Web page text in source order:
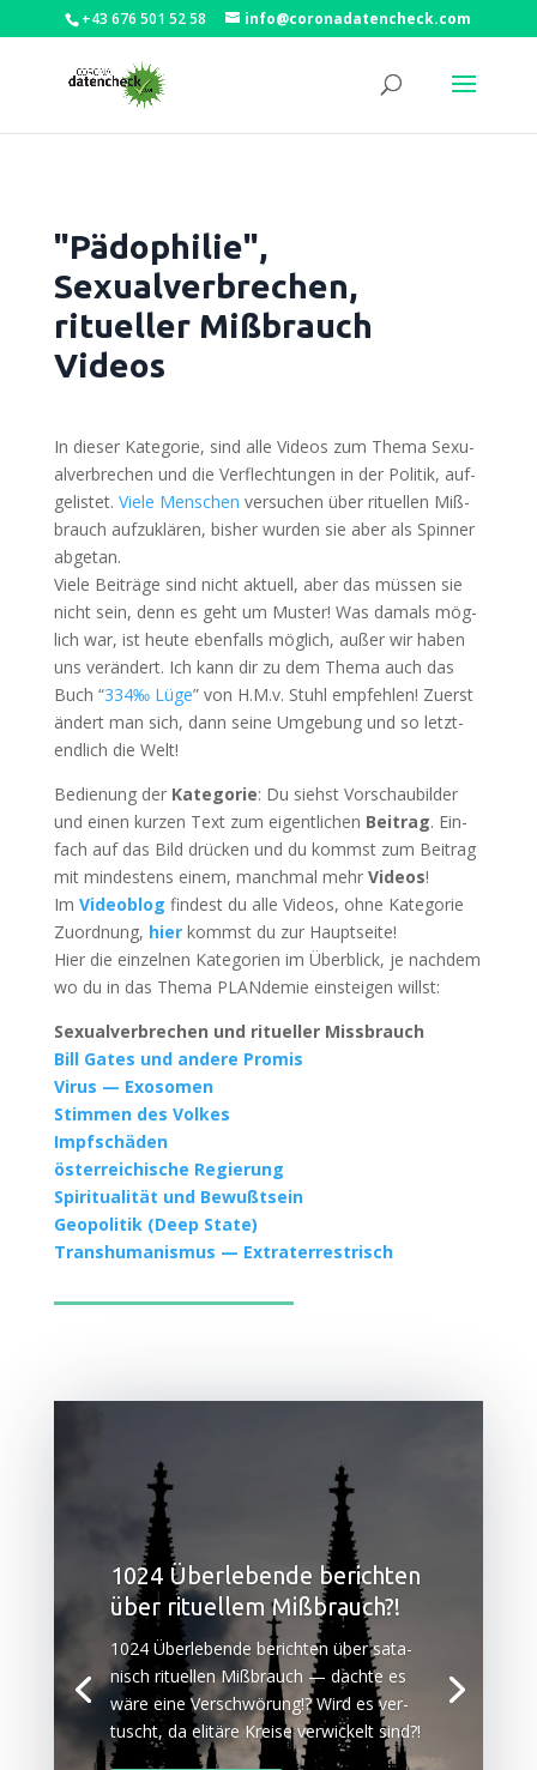
+43 676 501 52 58 info@coronadatencheck.com
"Pädophilie",
Sexualverbrechen,
ritueller Mißbrauch
Videos
In die­ser Kate­go­rie, sind alle Vide­os zum The­ma Sexu­
al­ver­bre­chen und die Ver­flech­tun­gen in der Poli­tik, auf­
ge­lis­tet. Vie­le Men­schen ver­su­chen über ritu­el­len Miß­
brauch auf­zu­klä­ren, bis­her wur­den sie aber als Spin­ner
abgetan.
Vie­le Bei­trä­ge sind nicht aktu­ell, aber das müs­sen sie
nicht sein, denn es geht um Mus­ter! Was damals mög­
lich war, ist heu­te eben­falls mög­lich, außer wir haben
uns ver­än­dert. Ich kann dir zu dem The­ma auch das
Buch “334‰ Lüge” von H.M.v. Stuhl emp­feh­len! Zuerst
ändert man sich, dann sei­ne Umge­bung und so letzt­
end­lich die Welt!
Bedie­nung der Kate­go­rie: Du siehst Vor­schau­bil­der
und einen kur­zen Text zum eigent­li­chen Bei­trag. Ein­
fach auf das Bild drü­cken und du kommst zum Bei­trag
mit min­des­tens einem, manch­mal mehr Vide­os!
Im Video­blog fin­dest du alle Vide­os, ohne Kate­go­rie
Zuord­nung, hierkommst du zur Hauptseite!
Hier die ein­zel­nen Kate­go­rien im Über­blick, je nach­dem
wo du in das The­ma PLAN­de­mie ein­stei­gen willst:
Sexu­al­ver­bre­chen und ritu­el­ler Missbrauch
Bill Gates und ande­re Promis
Virus — Exosomen
Stim­men des Volkes
Impf­schä­den
öster­rei­chi­sche Regierung
Spi­ri­tua­li­tät und Bewußtsein
Geo­po­li­tik (Deep State)
Trans­hu­ma­nis­mus — Extra­ter­res­trisch
1024 Überlebende berichten
über rituellem Mißbrauch?!
1024 Über­le­ben­de berich­ten über sata­
nisch ritu­el­len Miß­brauch — dach­te es
wäre eine Ver­schwö­rung!? Wird es ver­
tuscht, da eli­tä­re Krei­se ver­wi­ckelt sind?!